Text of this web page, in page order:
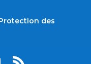
des